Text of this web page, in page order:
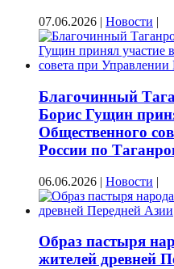
07.06.2026 | Новости |
Благочинный
Борис Гущин
Общественного
России по
06.06.2026 | Новости |
Образ пастыря
жителей древней